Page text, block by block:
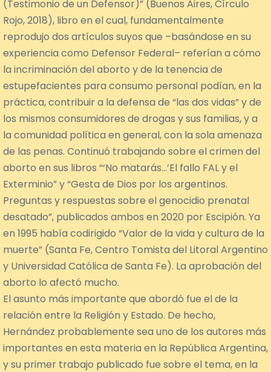
(Testimonio de un Defensor)” (Buenos Aires, Círculo
Rojo, 2018), libro en el cual, fundamentalmente
reprodujo dos artículos suyos que –basándose en su
experiencia como Defensor Federal– referían a cómo
la incriminación del aborto y de la tenencia de
estupefacientes para consumo personal podían, en la
práctica, contribuir a la defensa de “las dos vidas” y de
los mismos consumidores de drogas y sus familias, y a
la comunidad política en general, con la sola amenaza
de las penas. Continuó trabajando sobre el crimen del
aborto en sus libros “‘No matarás…’El fallo FAL y el
Exterminio” y “Gesta de Dios por los argentinos.
Preguntas y respuestas sobre el genocidio prenatal
desatado”, publicados ambos en 2020 por Escipión. Ya
en 1995 había codirigido “Valor de la vida y cultura de la
muerte” (Santa Fe, Centro Tomista del Litoral Argentino
y Universidad Católica de Santa Fe). La aprobación del
aborto lo afectó mucho.
El asunto más importante que abordó fue el de la
relación entre la Religión y Estado. De hecho,
Hernández probablemente sea uno de los autores más
importantes en esta materia en la República Argentina,
y su primer trabajo publicado fue sobre el tema, en la